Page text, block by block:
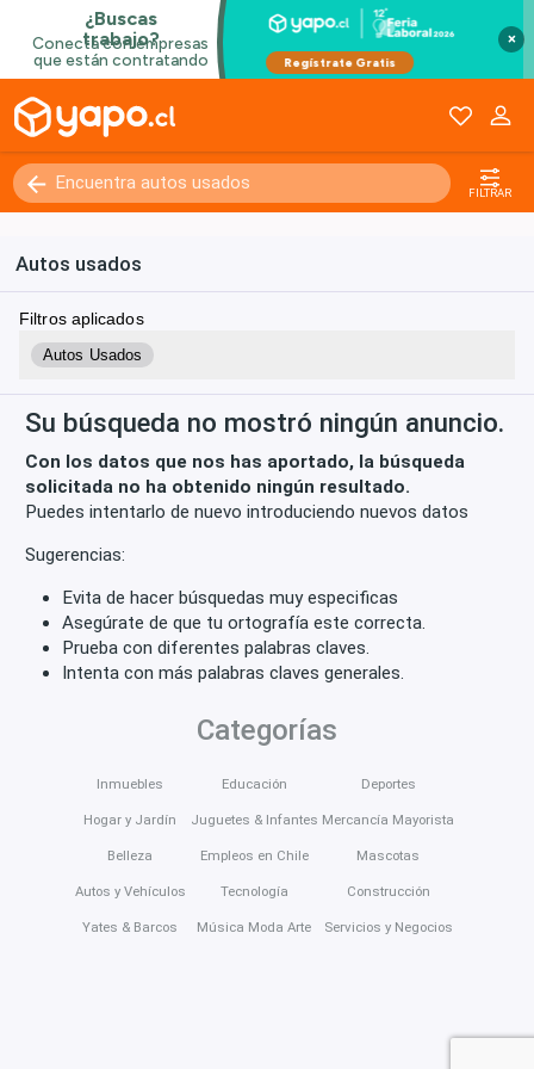
×
FILTRAR
Autos usados
Filtros aplicados
Autos Usados
Su búsqueda no mostró ningún anuncio.
Con los datos que nos has aportado, la búsqueda
solicitada no ha obtenido ningún resultado.
Puedes intentarlo de nuevo introduciendo nuevos datos
Sugerencias:
Evita de hacer búsquedas muy especificas
Asegúrate de que tu ortografía este correcta.
Prueba con diferentes palabras claves.
Intenta con más palabras claves generales.
Categorías
Inmuebles
Hogar y Jardín
Belleza
Autos y Vehículos
Yates & Barcos
Educación
Juguetes & Infantes
Empleos en Chile
Tecnología
Música Moda Arte
Deportes
Mercancía Mayorista
Mascotas
Construcción
Servicios y Negocios
Kilómetros 0 - 250000+